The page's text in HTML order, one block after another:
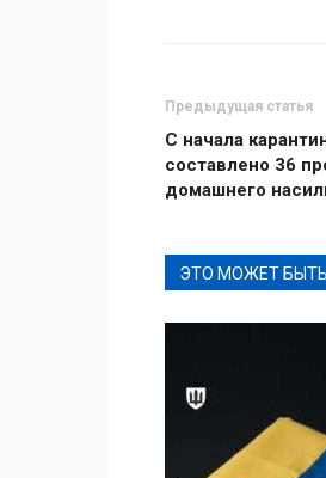
Предыдущая статья
С начала
составлено 36
домашнего
ЭТО МОЖЕТ